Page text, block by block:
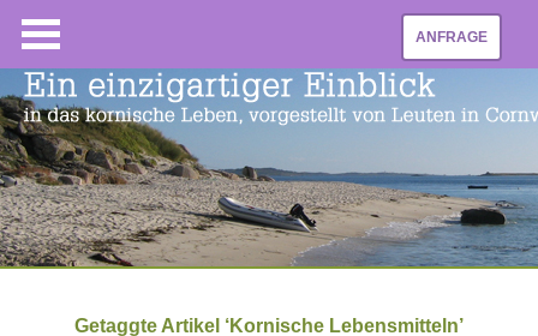
ANFRAGE
Getaggte Artikel ‘Kornische Lebensmitteln’